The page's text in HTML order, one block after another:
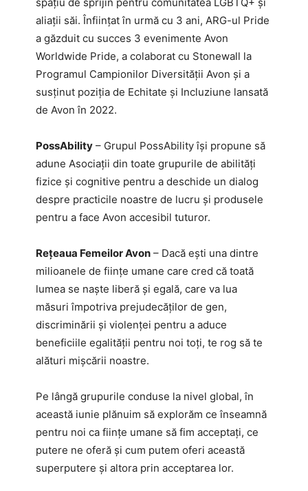
aliații săi. Înființat în urmă cu 3 ani, ARG-ul Pride
a găzduit cu succes 3 evenimente Avon
Worldwide Pride, a colaborat cu Stonewall la
Programul Campionilor Diversității Avon și a
susținut poziția de Echitate și Incluziune lansată
de Avon în 2022.
PossAbility – Grupul PossAbility își propune să
adune Asociații din toate grupurile de abilități
fizice și cognitive pentru a deschide un dialog
despre practicile noastre de lucru și produsele
pentru a face Avon accesibil tuturor.
Rețeaua Femeilor Avon – Dacă ești una dintre
milioanele de ființe umane care cred că toată
lumea se naște liberă și egală, care va lua
măsuri împotriva prejudecăților de gen,
discriminării și violenței pentru a aduce
beneficiile egalității pentru noi toți, te rog să te
alături mișcării noastre.
Pe lângă grupurile conduse la nivel global, în
această iunie plănuim să explorăm ce înseamnă
pentru noi ca ființe umane să fim acceptați, ce
putere ne oferă și cum putem oferi această
superputere și altora prin acceptarea lor.